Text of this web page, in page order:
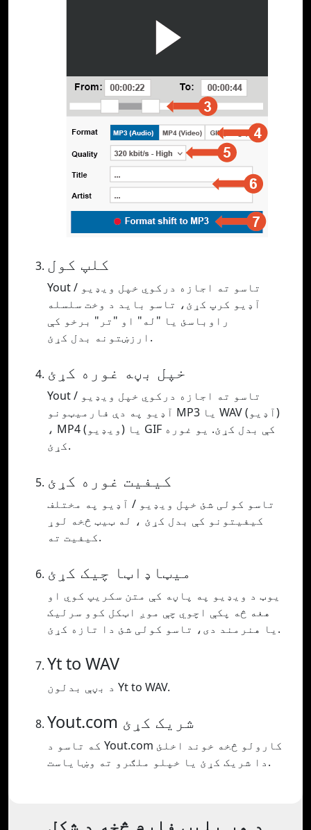
کلپ کول
Yout تاسو ته اجازه درکوي خپل ویډیو /
آډیو کرپ کړئ، تاسو باید د وخت سلسله
راوباسئ یا "له" او "تر" برخو کې
ارزښتونه بدل کړئ.
خپل بڼه غوره کړئ
Yout تاسو ته اجازه درکوي خپل ویډیو /
آډیو په دې فارمیټونو MP3 یا WAV (آډیو)
، MP4 (ویډیو) یا GIF کې بدل کړئ. یو غوره
کړئ.
کیفیت غوره کړئ
تاسو کولی شئ خپل ویډیو / آډیو په مختلف
کیفیتونو کې بدل کړئ ، له ټیټ څخه لوړ
کیفیت ته.
میټاډاټا چیک کړئ
یوټ د ویډیو په پاڼه کې متن سکریپ کوي او
هغه څه پکې اچوي چې موږ اټکل کوو سرلیک
یا هنرمند دی، تاسو کولی شئ دا تازه کړئ.
Yt to WAV
د بڼې بدلون Yt to WAV.
Yout.com شریک کړئ
که تاسو د Yout.com کارولو څخه خوند اخلئ
دا شریک کړئ یا خپلو ملګرو ته وښایاست.